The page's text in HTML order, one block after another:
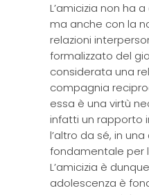
L’amicizia non ha
ma anche con la
relazioni
formalizzato del
considerata una
compagnia
essa è una virtù
infatti un rapporto
l’altro da sé, in
fondamentale per
L’amicizia è
adolescenza è